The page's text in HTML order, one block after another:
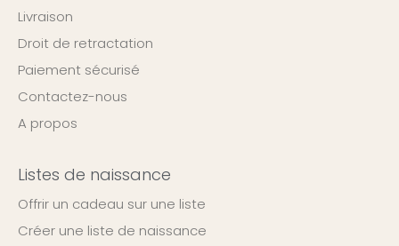
Livraison
Droit de retractation
Paiement sécurisé
Contactez-nous
A propos
Listes de naissance
Offrir un cadeau sur une liste
Créer une liste de naissance